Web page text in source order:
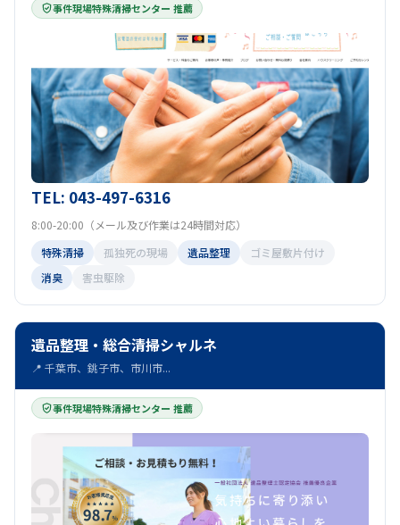
事件現場特殊清掃センター 推薦
TEL: 043-497-6316
8:00-20:00（メール及び作業は24時間対応）
特殊清掃
孤独死の現場 遺品整理
ゴミ屋敷片付け
消臭
害虫駆除
遺品整理・総合清掃シャルネ
📍 千葉市、銚子市、市川市...
事件現場特殊清掃センター 推薦